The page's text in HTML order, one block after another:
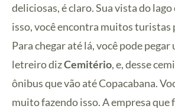
deliciosas, é claro. Sua vista do
isso, você encontra muitos turistas
Para chegar até lá, você pode pegar
letreiro dizCemitério, e, desse
ônibus que vão até Copacabana.
muito fazendo isso. A empresa que